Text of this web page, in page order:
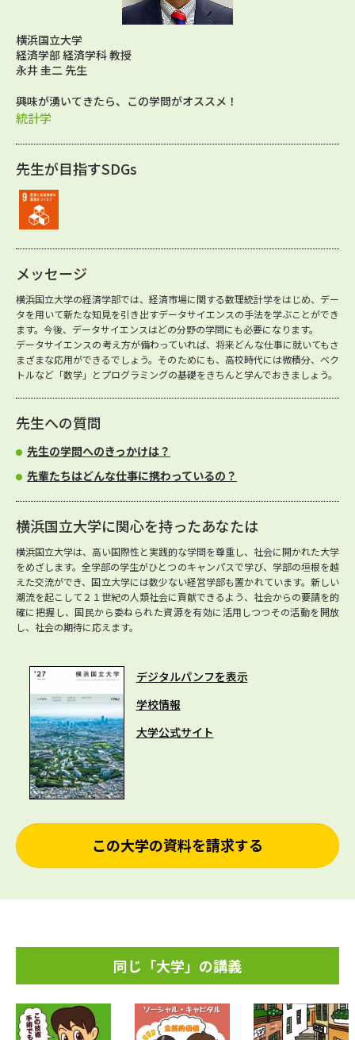
横浜国立大学
経済学部 経済学科 教授
永井 圭二 先生
興味が湧いてきたら、この学問がオススメ！
統計学
先生が目指すSDGs
メッセージ
横浜国立大学の経済学部では、経済市場に関する数理統計学をはじめ、デー
タを用いて新たな知見を引き出すデータサイエンスの手法を学ぶことができ
ます。今後、データサイエンスはどの分野の学問にも必要になります。
データサイエンスの考え方が備わっていれば、将来どんな仕事に就いてもさ
まざまな応用ができるでしょう。そのためにも、高校時代には微積分、ベク
トルなど「数学」とプログラミングの基礎をきちんと学んでおきましょう。
先生への質問
先生の学問へのきっかけは？
先輩たちはどんな仕事に携わっているの？
横浜国立大学に関心を持ったあなたは
横浜国立大学は、高い国際性と実践的な学問を尊重し、社会に開かれた大学
をめざします。全学部の学生がひとつのキャンパスで学び、学部の垣根を越
えた交流ができ、国立大学には数少ない経営学部も置かれています。新しい
潮流を起こして２１世紀の人類社会に貢献できるよう、社会からの要請を的
確に把握し、国民から委ねられた資源を有効に活用しつつその活動を開放
し、社会の期待に応えます。
デジタルパンフを表示
学校情報
大学公式サイト
この大学の資料を請求する
同じ「大学」の講義